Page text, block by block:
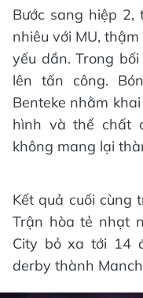
Bước sang hiệp
nhiêu với MU,
yếu dần. Trong
lên tấn công.
Benteke nhằm
hình và thể chất
không mang lại
Kết quả cuối cùng
Trận hòa tẻ nhạt
City bỏ xa tới 14
derby thành